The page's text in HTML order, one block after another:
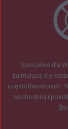
Specjalnie dla
zajmującą się
częstotliwościach:
wschodniej i